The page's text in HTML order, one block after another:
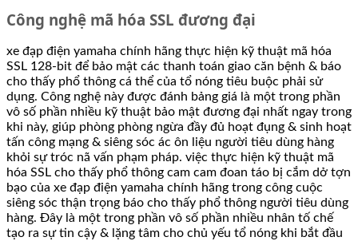
Công nghệ mã hóa SSL đương đại
xe đạp điện yamaha chính hãng thực hiện kỹ thuật mã hóa
SSL 128-bit để bảo mật các thanh toán giao căn bệnh & báo
cho thấy phổ thông cá thể của tổ nóng tiêu buộc phải sử
dụng. Công nghệ này được đánh bảng giá là một trong phần
vô số phần nhiều kỹ thuật bảo mật đương đại nhất ngay trong
khi này, giúp phòng phòng ngừa đầy đủ hoạt đụng & sinh hoạt
tấn công mạng & siêng sóc ác ôn liệu người tiêu dùng hàng
khỏi sự tróc nã vấn phạm pháp. việc thực hiện kỹ thuật mã
hóa SSL cho thấy phổ thông cam cam đoan táo bị cắm dở tợn
bạo của xe đạp điện yamaha chính hãng trong công cuộc
siêng sóc thận trọng báo cho thấy phổ thông người tiêu dùng
hàng. Đây là một trong phần vô số phần nhiều nhân tố chế
tạo ra sự tin cậy & lặng tâm cho chủ yếu tổ nóng khi bắt đầu